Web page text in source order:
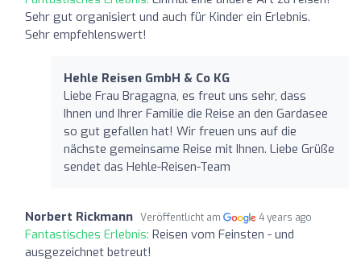
Sehr gut organisiert und auch für Kinder ein Erlebnis.
Sehr empfehlenswert!
Hehle Reisen GmbH & Co KG
Liebe Frau Bragagna, es freut uns sehr, dass
Ihnen und Ihrer Familie die Reise an den Gardasee
so gut gefallen hat! Wir freuen uns auf die
nächste gemeinsame Reise mit Ihnen. Liebe Grüße
sendet das Hehle-Reisen-Team
Norbert Rickmann Veröffentlicht am 4 years ago
Fantastisches Erlebnis: Reisen vom Feinsten - und
ausgezeichnet betreut!